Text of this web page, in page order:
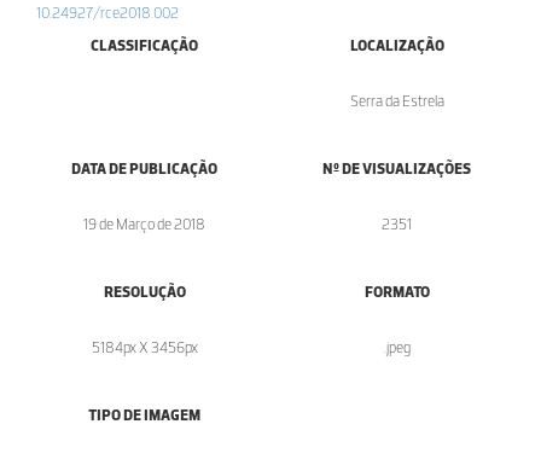
10.24927/rce2018.002
CLASSIFICAÇÃO
LOCALIZAÇÃO
Serra da Estrela
DATA DE PUBLICAÇÃO
19 de Março de 2018
Nº DE VISUALIZAÇÕES
2351
RESOLUÇÃO
5184px X 3456px
FORMATO
.jpeg
TIPO DE IMAGEM